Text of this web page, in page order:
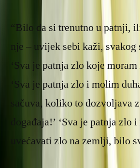
“Bilo da si trenutno u patnji,
nje – uvijek sebi kaži, svakog
‘Sva je patnja zlo koje
‘Sva je patnja zlo i molim
sačuva, koliko to dozvoljava
događaja!’ ‘Sva je patnja zlo
uvećavati zlo na zemlji, bilo